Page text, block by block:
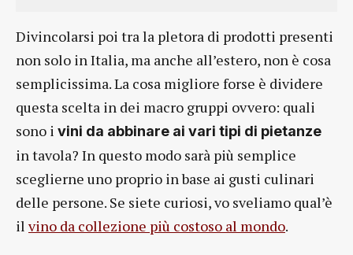
Divincolarsi poi tra la pletora di prodotti presenti
non solo in Italia, ma anche all’estero, non è cosa
semplicissima. La cosa migliore forse è dividere
questa scelta in dei macro gruppi ovvero: quali
sono i vini da abbinare ai vari tipi di pietanze
in tavola? In questo modo sarà più semplice
sceglierne uno proprio in base ai gusti culinari
delle persone. Se siete curiosi, vo sveliamo qual’è
il vino da collezione più costoso al mondo.